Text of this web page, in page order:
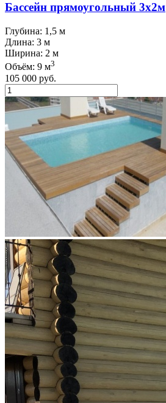
Бассейн прямоугольный 3х2м
Глубина: 1,5 м
Длина: 3 м
Ширина: 2 м
Объём: 9 м3
105 000 руб.